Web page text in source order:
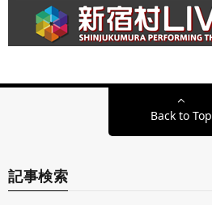
Back to Top
記事検索